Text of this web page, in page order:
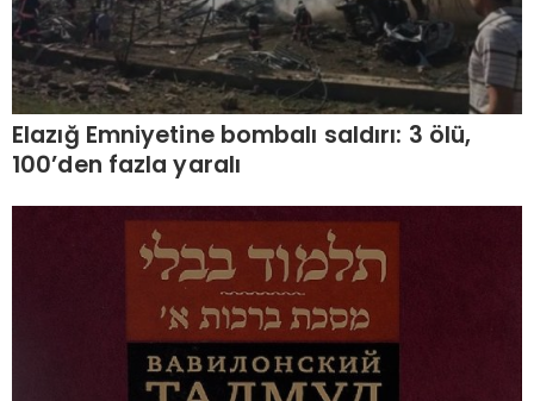
Elazığ Emniyetine bombalı saldırı: 3 ölü,
100’den fazla yaralı